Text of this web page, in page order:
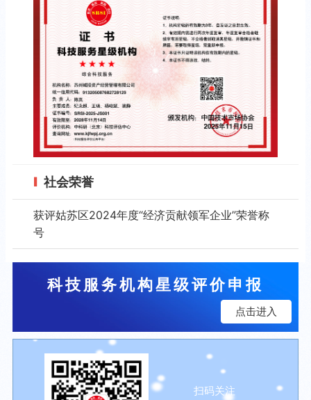
社会荣誉
获评姑苏区2024年度“经济贡献领军企业”荣誉称
号
科技服务机构星级评价申报
点击进入
扫码关注